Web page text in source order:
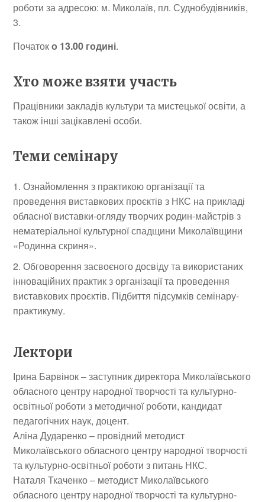
роботи за адресою: м. Миколаїв, пл. Суднобудівників,
3.
Початоко 13.00 годині.
Хто може взяти участь
Працівники закладів культури та мистецької освіти, а
також інші зацікавлені особи.
Теми семінару
Ознайомлення з практикою організації та
проведення виставкових проєктів з НКС на прикладі
обласної виставки-огляду творчих родин-майстрів з
нематеріальної культурної спадщини Миколаївщини
«Родинна скриня».
Обговорення засвоєного досвіду та використаних
інноваційних практик з організації та проведення
виставкових проєктів. Підбиття підсумків семінару-
практикуму.
Лектори
Ірина Барвінок – заступник директора Миколаївського
обласного центру народної творчості та культурно-
освітньої роботи з методичної роботи, кандидат
педагогічних наук, доцент.
Аліна Дударенко – провідний методист
Миколаївського обласного центру народної творчості
та культурно-освітньої роботи з питань НКС.
Наталя Ткаченко – методист Миколаївського
обласного центру народної творчості та культурно-